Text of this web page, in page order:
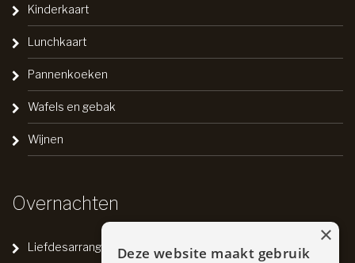
Kinderkaart
Lunchkaart
Pannenkoeken
Wafels en gebak
Wijnen
Overnachten
LiefdesarrangementDeze website maakt gebruik
×